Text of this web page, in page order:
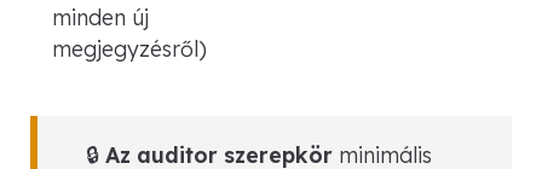
minden új
megjegyzésről)
🔒 Az auditor szerepkör minimális